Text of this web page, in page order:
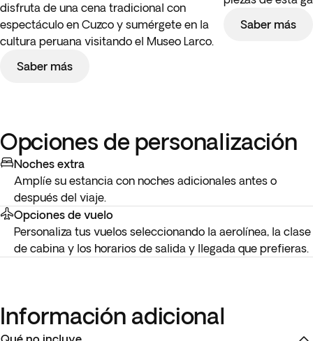
disfruta de una cena tradicional con
espectáculo en Cuzco y sumérgete en la
cultura peruana visitando el Museo Larco.
Saber más
Saber más
Opciones de personalización
Noches extra
Amplíe su estancia con noches adicionales antes o
después del viaje.
Opciones de vuelo
Personaliza tus vuelos seleccionando la aerolínea, la clase
de cabina y los horarios de salida y llegada que prefieras.
Información adicional